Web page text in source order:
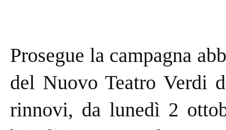
Prosegue la campagna
del Nuovo Teatro Verdi
rinnovi, da lunedì 2